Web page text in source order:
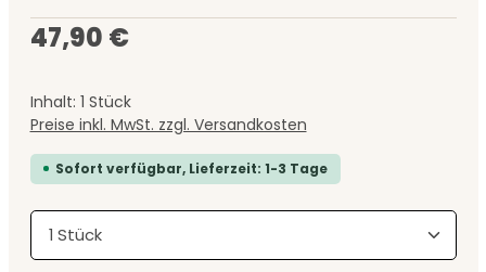
Regulärer Preis:
47,90 €
Inhalt: 1 Stück
Preise inkl. MwSt. zzgl. Versandkosten
Sofort verfügbar, Lieferzeit: 1-3 Tage
Produkt Anzahl: Gib den gewünschten Wert